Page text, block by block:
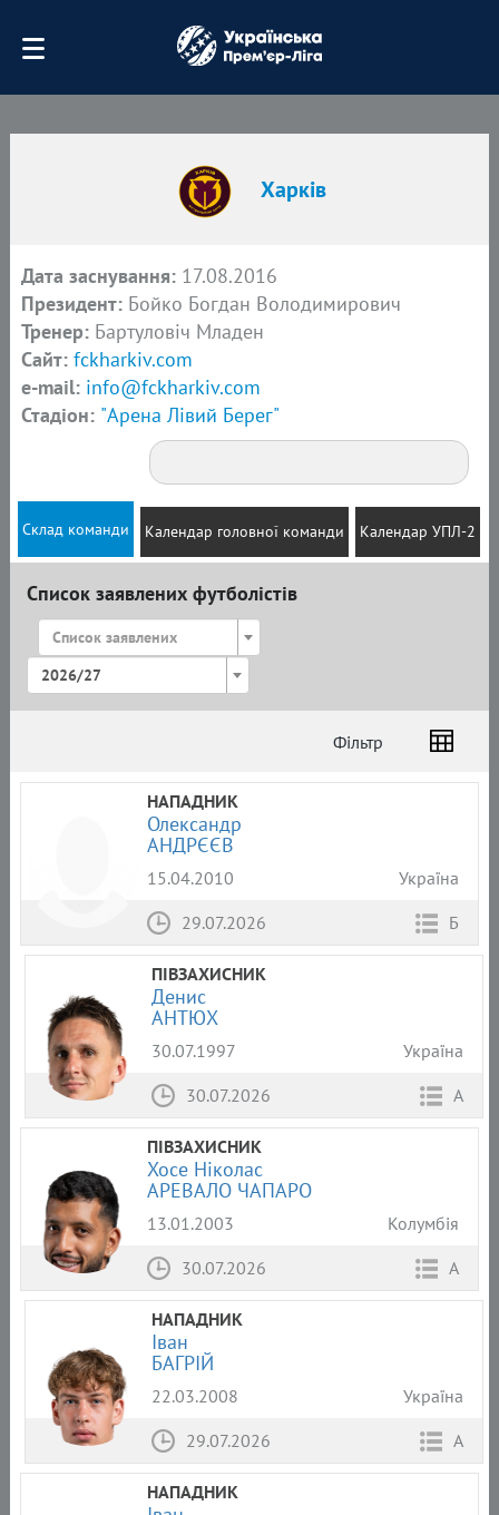
Харків
Дата заснування: 17.08.2016
Президент: Бойко Богдан Володимирович
Тренер: Бартуловіч Младен
Сайт: fckharkiv.com
e-mail: info@fckharkiv.com
Стадіон: "Арена Лівий Берег"
Склад команди Календар головної команди Календар УПЛ-2
Список заявлених футболістів
Список заявлених
2026/27
Фільтр
Список
Амплуа
Громадянство
НАПАДНИК
Олександр
АНДРЄЄВ
15.04.2010
Україна
29.07.2026
Б
ПІВЗАХИСНИК
Денис
АНТЮХ
30.07.1997
Україна
30.07.2026
А
ПІВЗАХИСНИК
Хосе Ніколас
АРЕВАЛО ЧАПАРО
13.01.2003
Колумбія
30.07.2026
А
НАПАДНИК
Іван
БАГРІЙ
22.03.2008
Україна
29.07.2026
А
НАПАДНИК